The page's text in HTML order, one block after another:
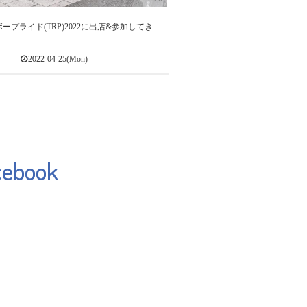
プライド(TRP)2022に出店&参加してき
2022-04-25(Mon)